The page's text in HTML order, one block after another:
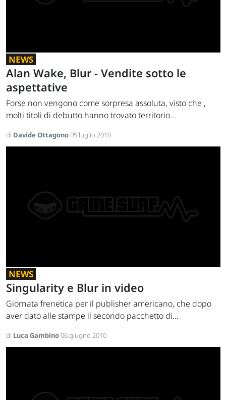
NEWS
Alan Wake, Blur - Vendite sotto le
aspettative
Forse non vengono come sorpresa assoluta, visto che ,
molti titoli di debutto hanno trovato territorio...
di Davide Ottagono05 luglio 2010
NEWS
Singularity e Blur in video
Giornata frenetica per il publisher americano, che dopo
aver dato alle stampe il secondo pacchetto di...
di Luca Gambino06 giugno 2010